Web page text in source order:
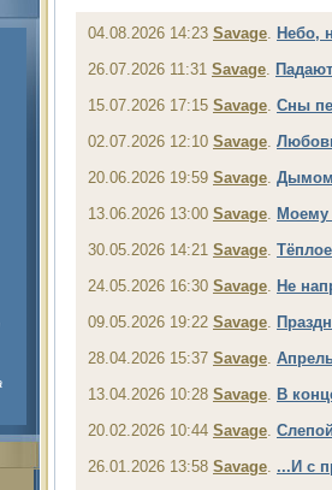
04.08.2026 14:23 Savage. Небо,
26.07.2026 11:31 Savage.
15.07.2026 17:15 Savage. Сны
02.07.2026 12:10 Savage.
20.06.2026 19:59 Savage.
13.06.2026 13:00 Savage. Моему
30.05.2026 14:21 Savage.
24.05.2026 16:30 Savage. Не
09.05.2026 19:22 Savage.
28.04.2026 15:37 Savage.
13.04.2026 10:28 Savage. В
20.02.2026 10:44 Savage.
26.01.2026 13:58 Savage. ...И с